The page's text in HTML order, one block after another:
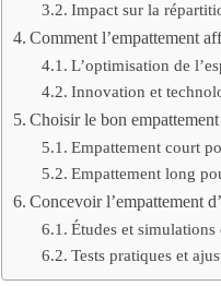
Impact sur la
Comment l’empattement
L’optimisation de
Innovation et
Choisir le bon
Empattement court
Empattement long
Concevoir l’empattement
Études et simulations
Tests pratiques et